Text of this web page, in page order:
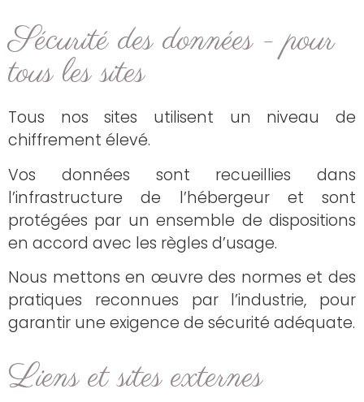
Sécurité des données - pour
tous les sites
Tous nos sites utilisent un niveau de
chiffrement élevé.
Vos données sont recueillies dans
l’infrastructure de l’hébergeur et sont
protégées par un ensemble de dispositions
en accord avec les règles d’usage.
Nous mettons en œuvre des normes et des
pratiques reconnues par l’industrie, pour
garantir une exigence de sécurité adéquate.
Liens et sites externes